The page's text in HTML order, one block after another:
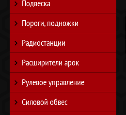
Подвеска
Пороги, подножки
Радиостанции
Расширители арок
Рулевое управление
Силовой обвес